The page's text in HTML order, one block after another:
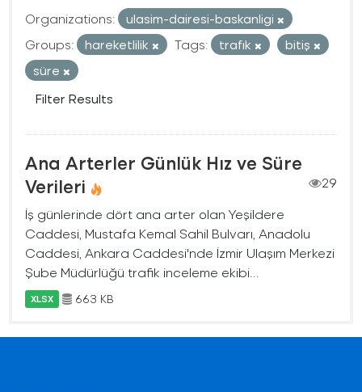
Organizations:
ulasim-dairesi-baskanligi
Groups:
hareketlilik Tags: trafık
bitiş
süre
Filter Results
Ana Arterler Günlük Hız ve Süre
Verileri
29
İş günlerinde dört ana arter olan Yeşildere
Caddesi, Mustafa Kemal Sahil Bulvarı, Anadolu
Caddesi, Ankara Caddesi'nde İzmir Ulaşım Merkezi
Şube Müdürlüğü trafik inceleme ekibi...
XLSX 663 KB